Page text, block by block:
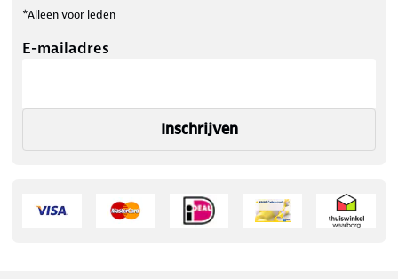
*Alleen voor leden
E-mailadres
Inschrijven